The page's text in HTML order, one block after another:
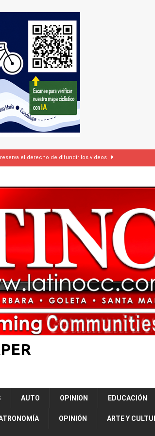
el derecho de difundir los videos
ante escalada de tensiones en Oriente Medio
a la policía detener a migrantes
del año en California NACIONALES
in Front of Her Children LOCAL
oceánica en EE. UU. CIENCIA
AUTO OPINION EDUCACIÓN
OPINIÓN ARTE Y